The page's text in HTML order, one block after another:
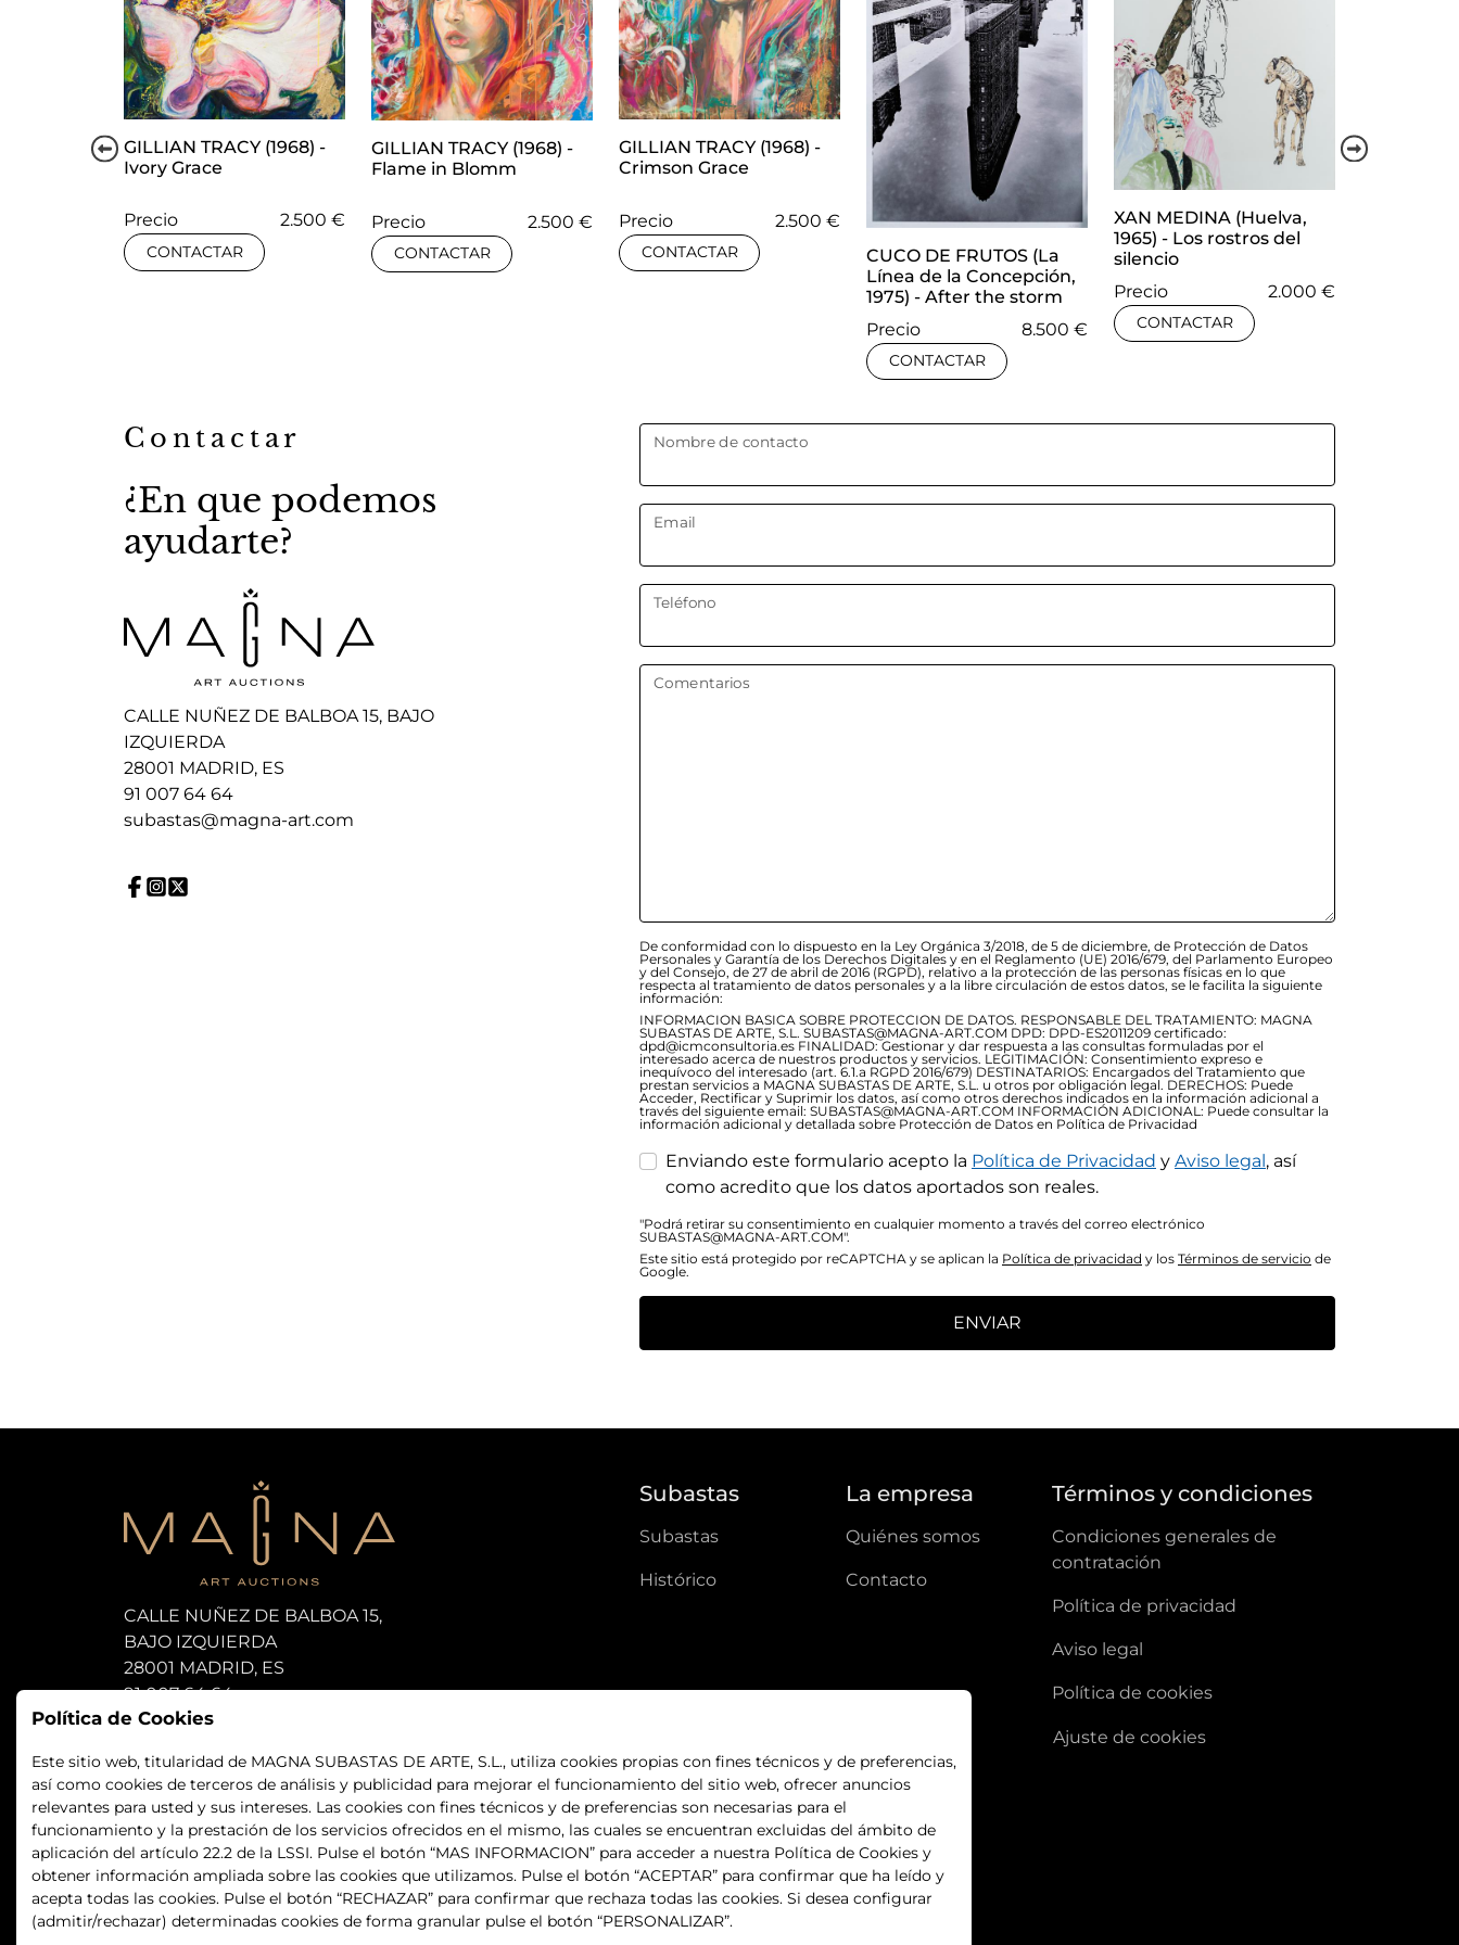
GILLIAN TRACY (1968) -
Ivory Grace
Precio 2.500 €
CONTACTAR
GILLIAN TRACY (1968) -
Flame in Blomm
Precio 2.500 €
CONTACTAR
GILLIAN TRACY (1968) -
Crimson Grace
Precio 2.500 €
CONTACTAR
CUCO DE FRUTOS (La
Línea de la Concepción,
1975) - After the storm
Precio
8.500 €
CONTACTAR
XAN MEDINA (Huelva,
1965) - Los rostros del
silencio
Precio
2.000 €
CONTACTAR
Contactar
¿En que podemos
ayudarte?
CALLE NUÑEZ DE BALBOA 15, BAJO
IZQUIERDA
28001 MADRID, ES
91 007 64 64
subastas@magna-art.com
Nombre de contacto
Email
Teléfono
Comentarios
De conformidad con lo dispuesto en la Ley Orgánica 3/2018, de 5 de diciembre, de Protección de Datos
Personales y Garantía de los Derechos Digitales y en el Reglamento (UE) 2016/679, del Parlamento Europeo
y del Consejo, de 27 de abril de 2016 (RGPD), relativo a la protección de las personas físicas en lo que
respecta al tratamiento de datos personales y a la libre circulación de estos datos, se le facilita la siguiente
información:
INFORMACION BASICA SOBRE PROTECCION DE DATOS. RESPONSABLE DEL TRATAMIENTO: MAGNA
SUBASTAS DE ARTE, S.L. SUBASTAS@MAGNA-ART.COM DPD: DPD-ES2011209 certificado:
dpd@icmconsultoria.es FINALIDAD: Gestionar y dar respuesta a las consultas formuladas por el
interesado acerca de nuestros productos y servicios. LEGITIMACIÓN: Consentimiento expreso e
inequívoco del interesado (art. 6.1.a RGPD 2016/679) DESTINATARIOS: Encargados del Tratamiento que
prestan servicios a MAGNA SUBASTAS DE ARTE, S.L. u otros por obligación legal. DERECHOS: Puede
Acceder, Rectificar y Suprimir los datos, así como otros derechos indicados en la información adicional a
través del siguiente email: SUBASTAS@MAGNA-ART.COM INFORMACIÓN ADICIONAL: Puede consultar la
información adicional y detallada sobre Protección de Datos en Política de Privacidad
Enviando este formulario acepto la Política de Privacidad y Aviso legal, así
como acredito que los datos aportados son reales.
"Podrá retirar su consentimiento en cualquier momento a través del correo electrónico
SUBASTAS@MAGNA-ART.COM".
Este sitio está protegido por reCAPTCHA y se aplican la Política de privacidad y los Términos de servicio de
Google.
ENVIAR
CALLE NUÑEZ DE BALBOA 15,
BAJO IZQUIERDA
28001 MADRID, ES
91 007 64 64
subastas@magna-art.com
Subastas
subastas
histórico
La empresa
quiénes somos
contacto
Términos y condiciones
condiciones generales de
contratación
política de privacidad
aviso legal
política de cookies
ajuste de cookies
Política de Cookies
Este sitio web, titularidad de MAGNA SUBASTAS DE ARTE, S.L., utiliza cookies propias con fines técnicos y de preferencias,
así como cookies de terceros de análisis y publicidad para mejorar el funcionamiento del sitio web, ofrecer anuncios
relevantes para usted y sus intereses. Las cookies con fines técnicos y de preferencias son necesarias para el
funcionamiento y la prestación de los servicios ofrecidos en el mismo, las cuales se encuentran excluidas del ámbito de
aplicación del artículo 22.2 de la LSSI. Pulse el botón “MAS INFORMACION” para acceder a nuestra Política de Cookies y
obtener información ampliada sobre las cookies que utilizamos. Pulse el botón “ACEPTAR” para confirmar que ha leído y
acepta todas las cookies. Pulse el botón “RECHAZAR” para confirmar que rechaza todas las cookies. Si desea configurar
(admitir/rechazar) determinadas cookies de forma granular pulse el botón “PERSONALIZAR”.